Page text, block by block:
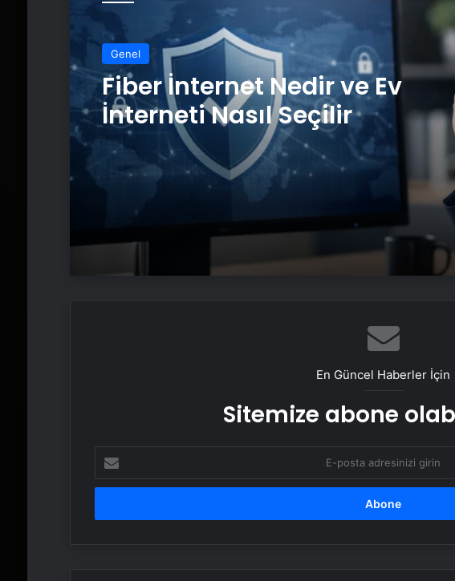
Genel
Fiber İnternet Nedir ve Ev
İnterneti Nasıl Seçilir
En Güncel Haberler İçin
Sitemize abone
posta
adresinizi